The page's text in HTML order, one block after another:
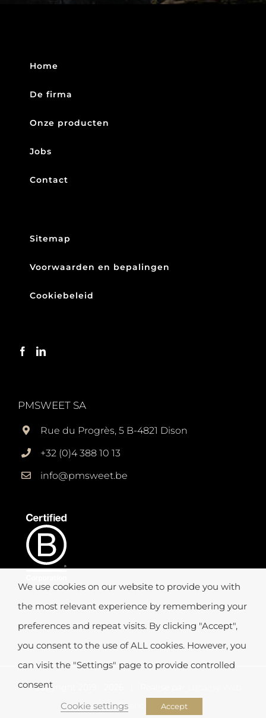
Home
De firma
Onze producten
Jobs
Contact
Sitemap
Voorwaarden en bepalingen
Cookiebeleid
PMSWEET SA
Rue du Progrès, 5 B-4821 Dison
+32 (0)4 388 10 13
info@pmsweet.be
© Copyright 2019 -
Agency
We use cookies on our website to provide you with
the most relevant experience by remembering your
preferences and repeat visits. By clicking "Accept",
you consent to the use of ALL cookies. However, you
can visit the "Settings" page to provide controlled
consent
Cookie settings
Accept